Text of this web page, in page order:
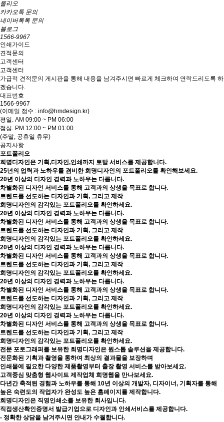
폴리오
카카오톡 문의
네이버톡톡 문의
블로그
1566-9967
인쇄가이드
견적문의
고객센터
고객센터
가급적 견적문의 게시판을 통해 내용을 남겨주시면 빠르게 체크하여 연락드리도록 하
겠습니다.
대표번호
1566-9967
(이메일 접수 : info@hmdesign.kr)
평일. AM 09:00 ~ PM 06:00
점심. PM 12:00 ~ PM 01:00
(주말, 공휴일 휴무)
공지사항
포트폴리오
희명디자인은 기획,디자인,인쇄까지 토탈 서비스를 제공합니다.
25년의 업력과 노하우를 겸비한 희명디자인의 포트폴리오를 확인해보세요.
20년 이상의 디자인 경력과 노하우는 다릅니다.
차별화된 디자인 서비스를 통해 고객과의 상생을 목표로 합니다.
트렌드를 선도하는 디자인과 기획, 그리고 제작
희명디자인의 감각있는 포트폴리오를 확인하세요.
20년 이상의 디자인 경력과 노하우는 다릅니다.
차별화된 디자인 서비스를 통해 고객과의 상생을 목표로 합니다.
트렌드를 선도하는 디자인과 기획, 그리고 제작
희명디자인의 감각있는 포트폴리오를 확인하세요.
20년 이상의 디자인 경력과 노하우는 다릅니다.
차별화된 디자인 서비스를 통해 고객과의 상생을 목표로 합니다.
트렌드를 선도하는 디자인과 기획, 그리고 제작
희명디자인의 감각있는 포트폴리오를 확인하세요.
20년 이상의 디자인 경력과 노하우는 다릅니다.
차별화된 디자인 서비스를 통해 고객과의 상생을 목표로 합니다.
트렌드를 선도하는 디자인과 기획, 그리고 제작
희명디자인의 감각있는 포트폴리오를 확인하세요.
20년 이상의 디자인 경력과 노하우는 다릅니다.
차별화된 디자인 서비스를 통해 고객과의 상생을 목표로 합니다.
트렌드를 선도하는 디자인과 기획, 그리고 제작
희명디자인의 감각있는 포트폴리오를 확인하세요.
전문 포토그래퍼를 보유한 희명디자인은 원스톱 솔루션을 제공합니다.
전문화된 기획과 촬영을 통하여 최상의 결과물을 보장하며
인쇄물에 필요한 다양한 제품촬영부터 출장 촬영 서비스를 받아보세요.
고객중심 맞춤형 웹사이트 제작업체 희명웹을 만나보세요.
다년간 축적된 경험과 노하우를 통해 10년 이상의 개발자, 디자이너, 기획자를 통해
높은 숙련도의 작업자가 완성도 높은 홈페이지를 제작합니다.
희명디자인은 직영인쇄소를 보유한 회사입니다.
직접생산확인증명서 발급기업으로 디자인과 인쇄서비스를 제공합니다.
- 정확한 상담을 남겨주시면 안내가 수월합니다.